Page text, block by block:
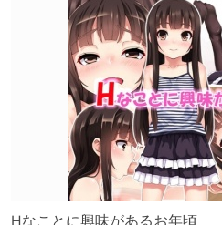
Hなことに興味があるお年頃